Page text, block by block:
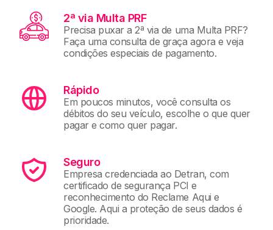
2ª via Multa PRF
Precisa puxar a 2ª via de uma Multa PRF?
Faça uma consulta de graça agora e veja
condições especiais de pagamento.
Rápido
Em poucos minutos, você consulta os
débitos do seu veículo, escolhe o que quer
pagar e como quer pagar.
Seguro
Empresa credenciada ao Detran, com
certificado de segurança PCI e
reconhecimento do Reclame Aqui e
Google. Aqui a proteção de seus dados é
prioridade.